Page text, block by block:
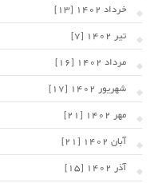
خرداد 1402 [13]
تیر 1402 [7]
مرداد 1402 [16]
شهریور 1402 [17]
مهر 1402 [21]
آبان 1402 [21]
آذر 1402 [15]